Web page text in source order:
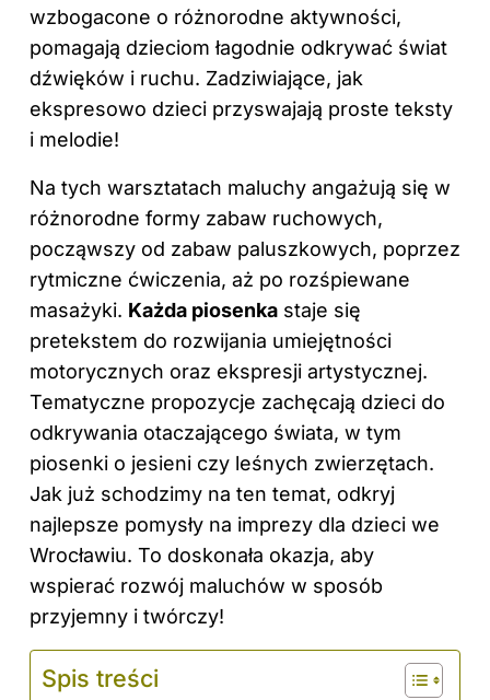
wzbogacone o różnorodne aktywności,
pomagają dzieciom łagodnie odkrywać świat
dźwięków i ruchu. Zadziwiające, jak
ekspresowo dzieci przyswajają proste teksty
i melodie!
Na tych warsztatach maluchy angażują się w
różnorodne formy zabaw ruchowych,
począwszy od zabaw paluszkowych, poprzez
rytmiczne ćwiczenia, aż po rozśpiewane
masażyki. Każda piosenka staje się
pretekstem do rozwijania umiejętności
motorycznych oraz ekspresji artystycznej.
Tematyczne propozycje zachęcają dzieci do
odkrywania otaczającego świata, w tym
piosenki o jesieni czy leśnych zwierzętach.
Jak już schodzimy na ten temat, odkryj
najlepsze pomysły na imprezy dla dzieci we
Wrocławiu. To doskonała okazja, aby
wspierać rozwój maluchów w sposób
przyjemny i twórczy!
Spis treści